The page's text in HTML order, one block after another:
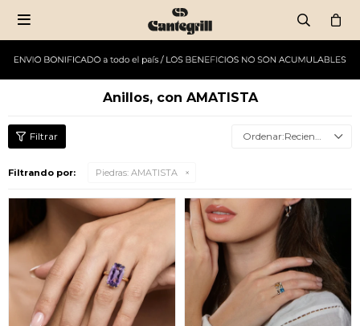

Anillos, con AMATISTA
Recientes
Filtrando por: Piedras: AMATISTA